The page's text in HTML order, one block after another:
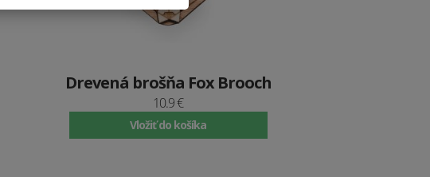
Drevená brošňa Fox Brooch
10.9 €
Vložiť do košíka